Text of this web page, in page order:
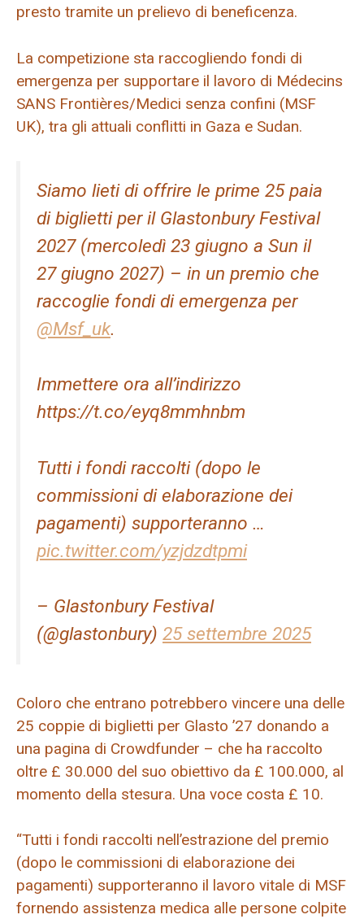
presto tramite un prelievo di beneficenza.
La competizione sta raccogliendo fondi di
emergenza per supportare il lavoro di Médecins
SANS Frontières/Medici senza confini (MSF
UK), tra gli attuali conflitti in Gaza e Sudan.
Siamo lieti di offrire le prime 25 paia
di biglietti per il Glastonbury Festival
2027 (mercoledì 23 giugno a Sun il
27 giugno 2027) – in un premio che
raccoglie fondi di emergenza per
@Msf_uk.
Immettere ora all’indirizzo
https://t.co/eyq8mmhnbm
Tutti i fondi raccolti (dopo le
commissioni di elaborazione dei
pagamenti) supporteranno …
pic.twitter.com/yzjdzdtpmi
– Glastonbury Festival
(@glastonbury) 25 settembre 2025
Coloro che entrano potrebbero vincere una delle
25 coppie di biglietti per Glasto ’27 donando a
una pagina di Crowdfunder – che ha raccolto
oltre £ 30.000 del suo obiettivo da £ 100.000, al
momento della stesura. Una voce costa £ 10.
“Tutti i fondi raccolti nell’estrazione del premio
(dopo le commissioni di elaborazione dei
pagamenti) supporteranno il lavoro vitale di MSF
fornendo assistenza medica alle persone colpite